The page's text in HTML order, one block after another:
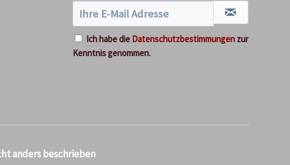
Ich habe die Datenschutzbestimmungen zur
Kenntnis genommen.
anders beschrieben